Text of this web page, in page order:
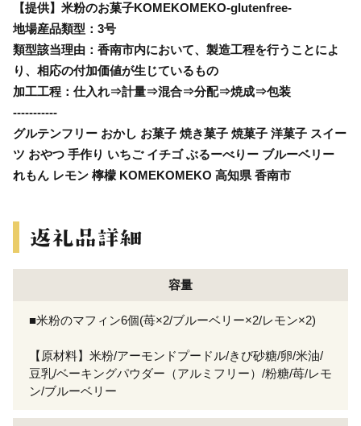
【提供】米粉のお菓子KOMEKOMEKO-glutenfree-
地場産品類型：3号
類型該当理由：香南市内において、製造工程を行うことによ
り、相応の付加価値が生じているもの
加工工程：仕入れ⇒計量⇒混合⇒分配⇒焼成⇒包装
-----------
グルテンフリー おかし お菓子 焼き菓子 焼菓子 洋菓子 スイー
ツ おやつ 手作り いちご イチゴ ぶるーべりー ブルーベリー
れもん レモン 檸檬 KOMEKOMEKO 高知県 香南市
容量
■米粉のマフィン6個(苺×2/ブルーベリー×2/レモン×2)
【原材料】米粉/アーモンドプードル/きび砂糖/卵/米油/
豆乳/ベーキングパウダー（アルミフリー）/粉糖/苺/レモ
ン/ブルーベリー